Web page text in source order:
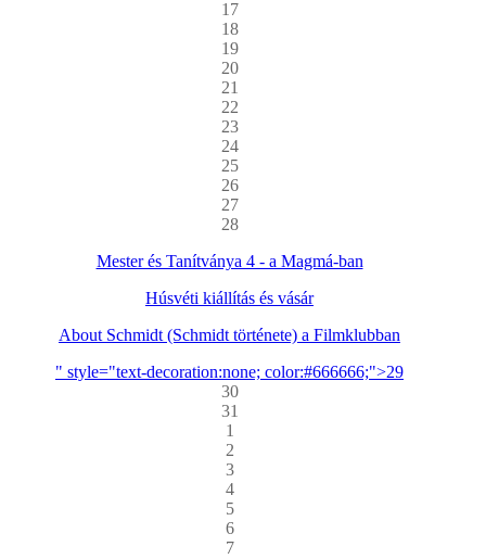
17
18
19
20
21
22
23
24
25
26
27
28
Mester és Tanítványa 4 - a Magmá-ban
Húsvéti kiállítás és vásár
About Schmidt (Schmidt története) a Filmklubban
" style="text-decoration:none; color:#666666;">29
30
31
1
2
3
4
5
6
7